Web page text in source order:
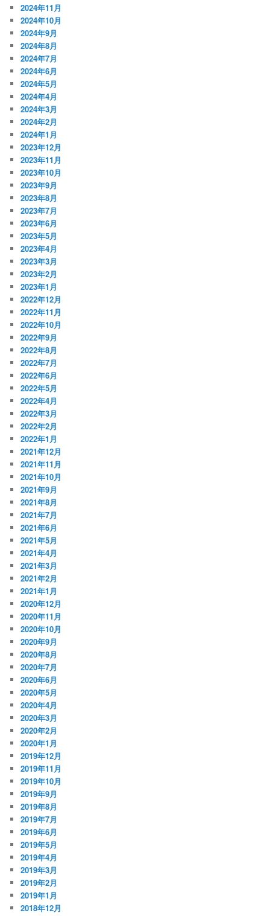
2024年11月
2024年10月
2024年9月
2024年8月
2024年7月
2024年6月
2024年5月
2024年4月
2024年3月
2024年2月
2024年1月
2023年12月
2023年11月
2023年10月
2023年9月
2023年8月
2023年7月
2023年6月
2023年5月
2023年4月
2023年3月
2023年2月
2023年1月
2022年12月
2022年11月
2022年10月
2022年9月
2022年8月
2022年7月
2022年6月
2022年5月
2022年4月
2022年3月
2022年2月
2022年1月
2021年12月
2021年11月
2021年10月
2021年9月
2021年8月
2021年7月
2021年6月
2021年5月
2021年4月
2021年3月
2021年2月
2021年1月
2020年12月
2020年11月
2020年10月
2020年9月
2020年8月
2020年7月
2020年6月
2020年5月
2020年4月
2020年3月
2020年2月
2020年1月
2019年12月
2019年11月
2019年10月
2019年9月
2019年8月
2019年7月
2019年6月
2019年5月
2019年4月
2019年3月
2019年2月
2019年1月
2018年12月